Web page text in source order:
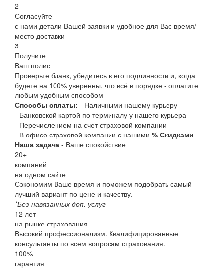
2
Согласуйте
с нами детали Вашей заявки и удобное для Вас время/
место доставки
3
Получите
Ваш полис
Проверьте бланк, убедитесь в его подлинности и, когда
будете на 100% уверенны, что всё в порядке - оплатите
любым удобным способом
Способы оплаты: - Наличными нашему курьеру
- Банковской картой по терминалу у нашего курьера
- Перечислением на счет страховой компании
- В офисе страховой компании с нашими % Скидками
Наша задача - Ваше спокойствие
20+
компаний
на одном сайте
Сэкономим Ваше время и поможем подобрать самый
лучший вариант по цене и качеству.
*Без навязанных доп. услуг
12 лет
на рынке страхования
Высокий профессионализм. Квалифицированные
консультанты по всем вопросам страхования.
100%
гарантия